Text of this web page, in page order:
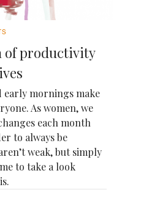
of productivity
early mornings make
As women, we
each month
to always be
weak, but simply
to take a look